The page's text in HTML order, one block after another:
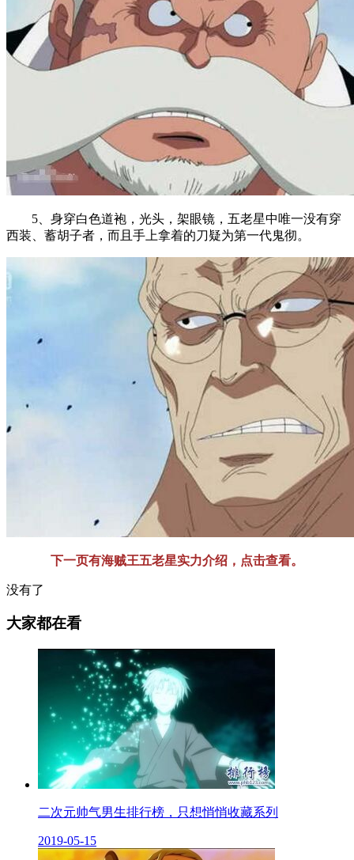
5、身穿白色道袍，光头，架眼镜，五老星中唯一没有穿
西装、蓄胡子者，而且手上拿着的刀疑为第一代鬼彻。
下一页有海贼王五老星实力介绍，点击查看。
没有了
大家都在看
二次元帅气男生排行榜，只想悄悄收藏系列
2019-05-15